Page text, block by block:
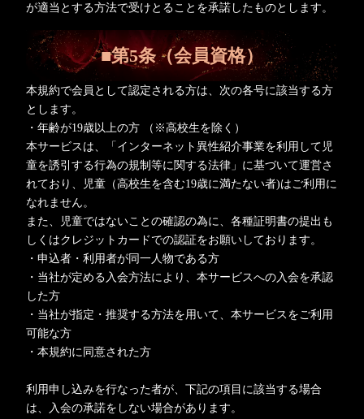
が適当とする方法で受けとることを承諾したものとします。
■第5条（会員資格）
本規約で会員として認定される方は、次の各号に該当する方
とします。
・年齢が19歳以上の方 （※高校生を除く）
本サービスは、「インターネット異性紹介事業を利用して児
童を誘引する行為の規制等に関する法律」に基づいて運営さ
れており、児童（高校生を含む19歳に満たない者)はご利用に
なれません。
また、児童ではないことの確認の為に、各種証明書の提出も
しくはクレジットカードでの認証をお願いしております。
・申込者・利用者が同一人物である方
・当社が定める入会方法により、本サービスへの入会を承認
した方
・当社が指定・推奨する方法を用いて、本サービスをご利用
可能な方
・本規約に同意された方
利用申し込みを行なった者が、下記の項目に該当する場合
は、入会の承諾をしない場合があります。